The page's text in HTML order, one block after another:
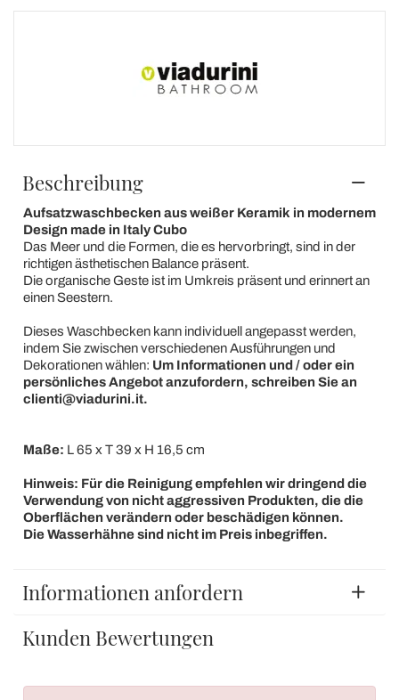
Beschreibung
Aufsatzwaschbecken aus weißer Keramik in modernem
Design made in Italy Cubo
Das Meer und die Formen, die es hervorbringt, sind in der
richtigen ästhetischen Balance präsent.
Die organische Geste ist im Umkreis präsent und erinnert an
einen Seestern.
Dieses Waschbecken kann individuell angepasst werden,
indem Sie zwischen verschiedenen Ausführungen und
Dekorationen wählen: Um Informationen und / oder ein
persönliches Angebot anzufordern, schreiben Sie an
clienti@viadurini.it.
Maße: L 65 x T 39 x H 16,5 cm
Hinweis: Für die Reinigung empfehlen wir dringend die
Verwendung von nicht aggressiven Produkten, die die
Oberflächen verändern oder beschädigen können.
Die Wasserhähne sind nicht im Preis inbegriffen.
Informationen anfordern
Kunden Bewertungen